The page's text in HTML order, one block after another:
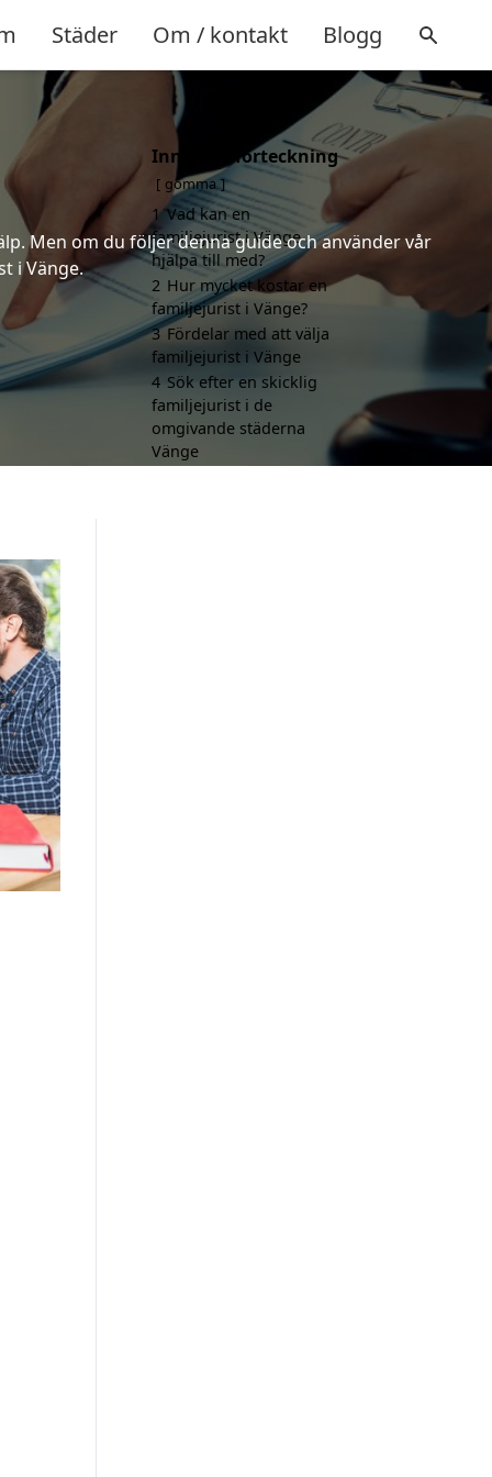
Städer Om / kontakt Blogg
Men om du följer denna guide och använder vår
i Vänge.
Innehållsförteckning
gömma
1 Vad kan en
familjejurist i Vänge
hjälpa till med?
2 Hur mycket kostar en
familjejurist i Vänge?
3 Fördelar med att välja
familjejurist i Vänge
4 Sök efter en skicklig
familjejurist i de
omgivande städerna
Vänge